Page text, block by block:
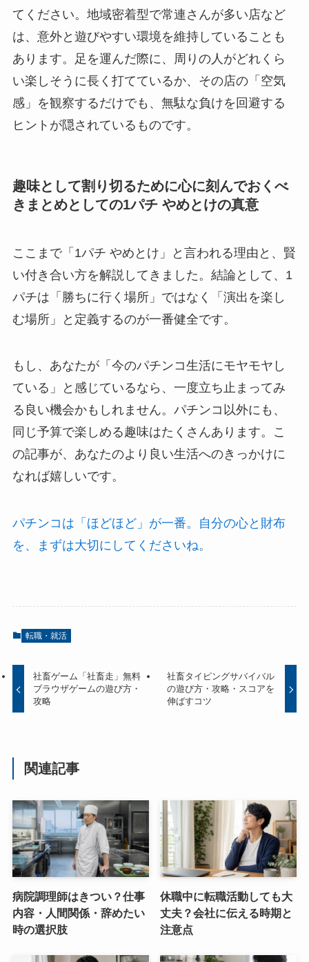
てください。地域密着型で常連さんが多い店など
は、意外と遊びやすい環境を維持していることも
あります。足を運んだ際に、周りの人がどれくら
い楽しそうに長く打てているか、その店の「空気
感」を観察するだけでも、無駄な負けを回避する
ヒントが隠されているものです。
趣味として割り切るために心に刻んでおくべ
きまとめとしての1パチ やめとけの真意
ここまで「1パチ やめとけ」と言われる理由と、賢
い付き合い方を解説してきました。結論として、1
パチは「勝ちに行く場所」ではなく「演出を楽し
む場所」と定義するのが一番健全です。
もし、あなたが「今のパチンコ生活にモヤモヤし
ている」と感じているなら、一度立ち止まってみ
る良い機会かもしれません。パチンコ以外にも、
同じ予算で楽しめる趣味はたくさんあります。こ
の記事が、あなたのより良い生活へのきっかけに
なれば嬉しいです。
パチンコは「ほどほど」が一番。自分の心と財布
を、まずは大切にしてくださいね。
転職・就活
社畜ゲーム「社畜走」無料
ブラウザゲームの遊び方・
攻略
社畜タイピングサバイバル
の遊び方・攻略・スコアを
伸ばすコツ
関連記事
病院調理師はきつい？仕事
内容・人間関係・辞めたい
時の選択肢
休職中に転職活動しても大
丈夫？会社に伝える時期と
注意点